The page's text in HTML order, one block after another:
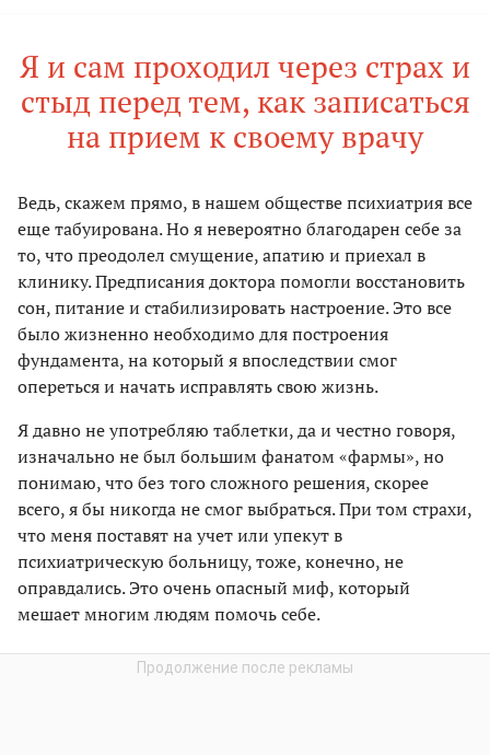
Я и сам проходил через страх и
стыд перед тем, как записаться
на прием к своему врачу
Ведь, скажем прямо, в нашем обществе психиатрия все
еще табуирована. Но я невероятно благодарен себе за
то, что преодолел смущение, апатию и приехал в
клинику. Предписания доктора помогли восстановить
сон, питание и стабилизировать настроение. Это все
было жизненно необходимо для построения
фундамента, на который я впоследствии смог
опереться и начать исправлять свою жизнь.
Я давно не употребляю таблетки, да и честно говоря,
изначально не был большим фанатом «фармы», но
понимаю, что без того сложного решения, скорее
всего, я бы никогда не смог выбраться. При том страхи,
что меня поставят на учет или упекут в
психиатрическую больницу, тоже, конечно, не
оправдались. Это очень опасный миф, который
мешает многим людям помочь себе.